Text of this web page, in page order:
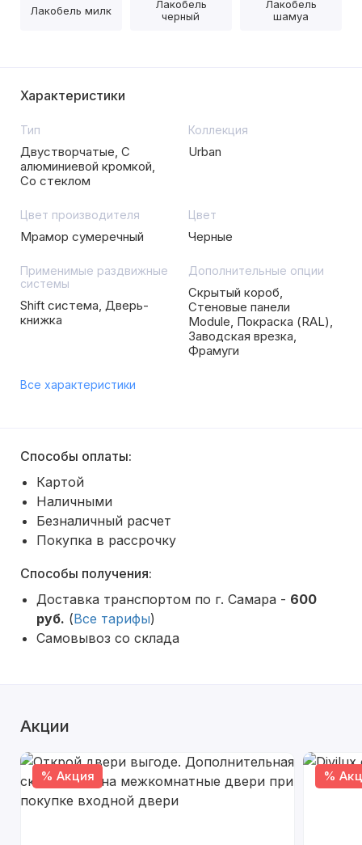
Лакобель милк
Лакобель
черный
Лакобель
шамуа
Характеристики
Тип
Двустворчатые, С
алюминиевой кромкой,
Со стеклом
Коллекция
Urban
Цвет производителя
Мрамор сумеречный
Цвет
Черные
Применимые раздвижные
системы
Shift система, Дверь-
книжка
Дополнительные опции
Скрытый короб,
Стеновые панели
Module, Покраска (RAL),
Заводская врезка,
Фрамуги
Все характеристики
Способы оплаты:
Картой
Наличными
Безналичный расчет
Покупка в рассрочку
Способы получения:
Доставка транспортом по г. Самара - 600
руб. (Все тарифы)
Самовывоз со склада
Акции
% Акция %